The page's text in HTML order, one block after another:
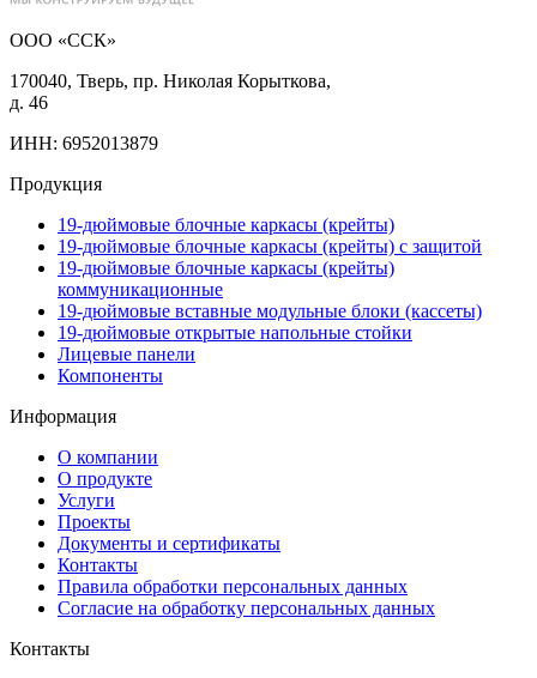
ООО «ССК»
170040, Тверь, пр. Николая Корыткова,
д. 46
ИНН: 6952013879
Продукция
19-дюймовые блочные каркасы (крейты)
19-дюймовые блочные каркасы (крейты) с защитой
19-дюймовые блочные каркасы (крейты)
коммуникационные
19-дюймовые вставные модульные блоки (кассеты)
19-дюймовые открытые напольные стойки
Лицевые панели
Компоненты
Информация
О компании
О продукте
Услуги
Проекты
Документы и сертификаты
Контакты
Правила обработки персональных данных
Согласие на обработку персональных данных
Контакты